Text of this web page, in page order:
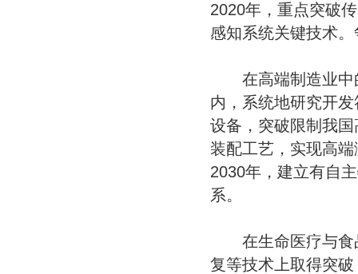
2020年，重点突破
感知系统关键技术
在高端制造业中
内，系统地研究开
设备，突破限制我
装配工艺，实现高
2030年，建立有自
系。
在生命医疗与食品
复等技术上取得突